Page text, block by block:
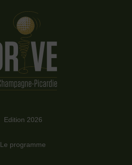
Edition 2026
Le programme